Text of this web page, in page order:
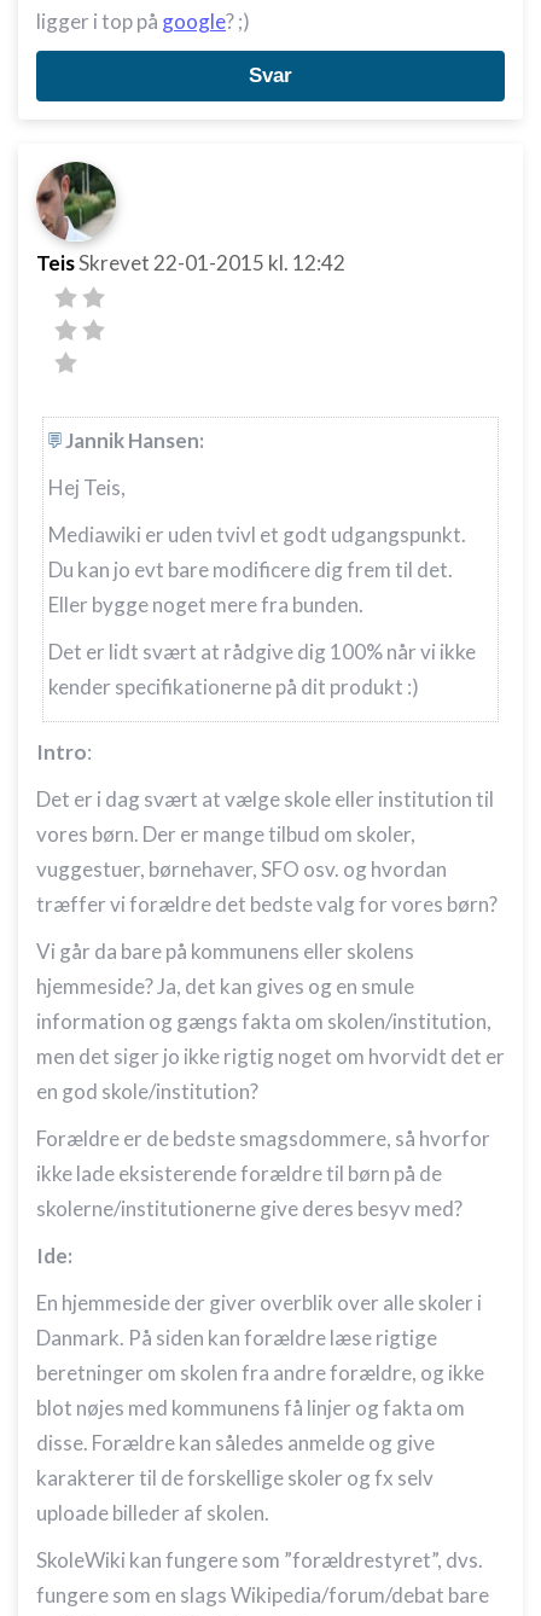
ligger i top på google? ;)
Svar
TeisSkrevet 22-01-2015 kl. 12:42
Jannik Hansen:
Hej Teis,
Mediawiki er uden tvivl et godt udgangspunkt.
Du kan jo evt bare modificere dig frem til det.
Eller bygge noget mere fra bunden.
Det er lidt svært at rådgive dig 100% når vi ikke
kender specifikationerne på dit produkt :)
Intro:
Det er i dag svært at vælge skole eller institution til
vores børn. Der er mange tilbud om skoler,
vuggestuer, børnehaver, SFO osv. og hvordan
træffer vi forældre det bedste valg for vores børn?
Vi går da bare på kommunens eller skolens
hjemmeside? Ja, det kan gives og en smule
information og gængs fakta om skolen/institution,
men det siger jo ikke rigtig noget om hvorvidt det er
en god skole/institution?
Forældre er de bedste smagsdommere, så hvorfor
ikke lade eksisterende forældre til børn på de
skolerne/institutionerne give deres besyv med?
Ide:
En hjemmeside der giver overblik over alle skoler i
Danmark. På siden kan forældre læse rigtige
beretninger om skolen fra andre forældre, og ikke
blot nøjes med kommunens få linjer og fakta om
disse. Forældre kan således anmelde og give
karakterer til de forskellige skoler og fx selv
uploade billeder af skolen.
SkoleWiki kan fungere som ”forældrestyret”, dvs.
fungere som en slags Wikipedia/forum/debat bare